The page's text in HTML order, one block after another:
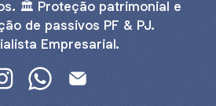
🏛️ Proteção patrimonial e
de passivos PF & PJ.
Empresarial.